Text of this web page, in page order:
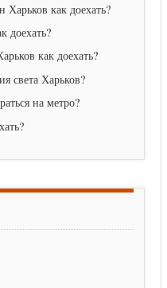
как доехать?
доехать?
как доехать?
света Харьков?
на метро?